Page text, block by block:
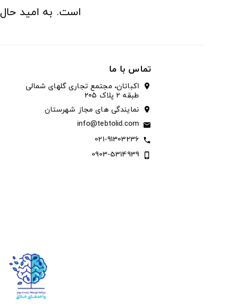
است. به امید
تماس با ما
location_on
اکباتان، مجتمع تجاری گلهای شمالی
طبقه ۲ پلاک ۲۰۵
location_on نمایندگی های مجاز شهرستان
email
info@tebtolid.com
call
021-91303236
phone_iphone
0903-5314939